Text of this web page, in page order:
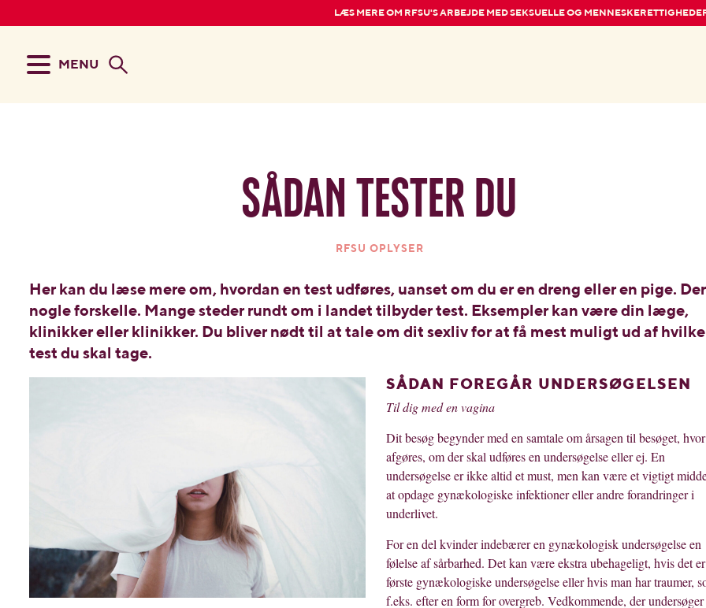
LÆS MERE OM RFSU'S ARBEJDE MED SEKSUELLE OG
MENU
Sådan tester du
RFSU OPLYSER
Her kan du læse mere om, hvordan en test udføres, uanset om du er en dreng eller en pige.
nogle forskelle. Mange steder rundt om i landet tilbyder test. Eksempler kan være din læge,
klinikker eller klinikker. Du bliver nødt til at tale om dit sexliv for at få mest muligt ud af
test du skal tage.
SÅDAN FOREGÅR UNDERSØGELSEN
Til dig med en vagina
Dit besøg begynder med en samtale om årsagen til besøget,
afgøres, om der skal udføres en undersøgelse eller ej. En
undersøgelse er ikke altid et must, men kan være et vigtigt
at opdage gynækologiske infektioner eller andre forandringer i
underlivet.
For en del kvinder indebærer en gynækologisk undersøgelse en
følelse af sårbarhed. Det kan være ekstra ubehageligt, hvis det
første gynækologiske undersøgelse eller hvis man har traumer,
f.eks. efter en form for overgreb. Vedkommende, der